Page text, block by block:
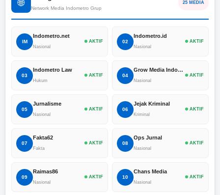
🌐
Network Media Indometro Grup
25 MEDIA
IM
Indometro.net
Nasional
AKTIF 02
Indometro.id
Nasional
AKTIF
03
Indometro Law
Hukum
AKTIF 04
Grow Media Indonesia
Nasional
AKTIF
05
Jurnalisme
Nasional
AKTIF 06
Jejak Kriminal
Kriminal
AKTIF
07
Fakta62
Fakta
AKTIF 08
Ops Jurnal
Nasional
AKTIF
09
Raimas86
Nasional
AKTIF 10
Chans Media
Nasional
AKTIF